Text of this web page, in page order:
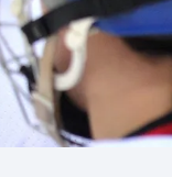
Plavání
Plážový volejbal